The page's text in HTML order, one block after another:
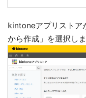
kintoneアプリストア
から作成」を選択しま